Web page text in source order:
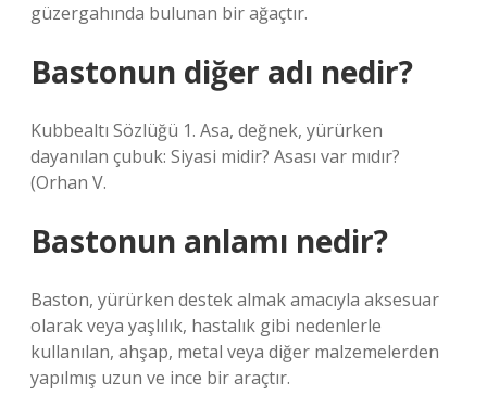
güzergahında bulunan bir ağaçtır.
Bastonun diğer adı nedir?
Kubbealtı Sözlüğü 1. Asa, değnek, yürürken
dayanılan çubuk: Siyasi midir? Asası var mıdır?
(Orhan V.
Bastonun anlamı nedir?
Baston, yürürken destek almak amacıyla aksesuar
olarak veya yaşlılık, hastalık gibi nedenlerle
kullanılan, ahşap, metal veya diğer malzemelerden
yapılmış uzun ve ince bir araçtır.